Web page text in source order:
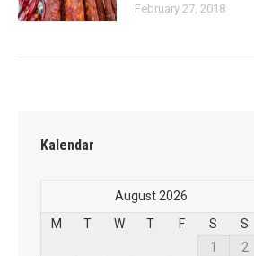
February 27, 2018
Kalendar
August 2026
M
T W T F S
S
1
2